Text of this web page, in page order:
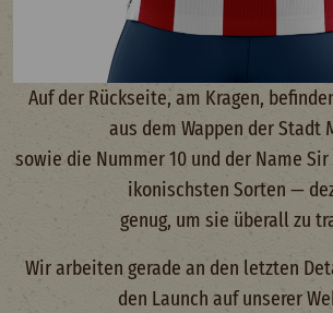
Auf der Rückseite, am Kragen,
aus dem Wappen der Stadt
sowie die Nummer 10 und der Name
ikonischsten Sorten —
genug, um sie überall zu
Wir arbeiten gerade an den letzten
den Launch auf unserer